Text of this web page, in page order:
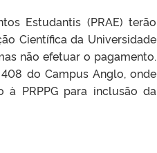
Estudantis (PRAE) terão
Científica da Universidade
não efetuar o pagamento.
do Campus Anglo, onde
à PRPPG para inclusão da